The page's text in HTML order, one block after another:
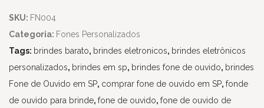
SKU: FN004
Categoria: Fones Personalizados
Tags: brindes barato, brindes eletronicos, brindes eletrônicos
personalizados, brindes em sp, brindes fone de ouvido, brindes
Fone de Ouvido em SP, comprar fone de ouvido em SP, fonde
de ouvido para brinde, fone de ouvido, fone de ouvido de